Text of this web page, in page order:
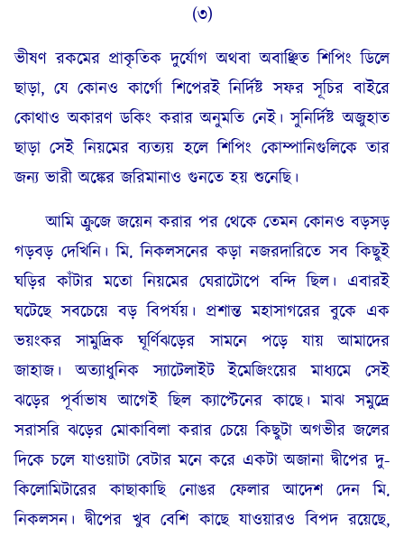
(৩)
ভীষণ রকমের প্রাকৃতিক দুর্যোগ অথবা অবাঞ্ছিত শিপিং ডিলে
ছাড়া, যে কোনও কার্গো শিপেরই নির্দিষ্ট সফর সূচির বাইরে
কোথাও অকারণ ডকিং করার অনুমতি নেই। সুনির্দিষ্ট অজুহাত
ছাড়া সেই নিয়মের ব্যত্যয় হলে শিপিং কোম্পানিগুলিকে তার
জন্য ভারী অঙ্কের জরিমানাও গুনতে হয় শুনেছি।
আমি ক্রুজে জয়েন করার পর থেকে তেমন কোনও বড়সড়
গড়বড় দেখিনি। মি. নিকলসনের কড়া নজরদারিতে সব কিছুই
ঘড়ির কাঁটার মতো নিয়মের ঘেরাটোপে বন্দি ছিল। এবারই
ঘটেছে সবচেয়ে বড় বিপর্যয়। প্রশান্ত মহাসাগরের বুকে এক
ভয়ংকর সামুদ্রিক ঘূর্ণিঝড়ের সামনে পড়ে যায় আমাদের
জাহাজ। অত্যাধুনিক স্যাটেলাইট ইমেজিংয়ের মাধ্যমে সেই
ঝড়ের পূর্বাভাষ আগেই ছিল ক্যাপ্টেনের কাছে। মাঝ সমুদ্রে
সরাসরি ঝড়ের মোকাবিলা করার চেয়ে কিছুটা অগভীর জলের
দিকে চলে যাওয়াটা বেটার মনে করে একটা অজানা দ্বীপের দু-
কিলোমিটারের কাছাকাছি নোঙর ফেলার আদেশ দেন মি.
নিকলসন। দ্বীপের খুব বেশি কাছে যাওয়ারও বিপদ রয়েছে,